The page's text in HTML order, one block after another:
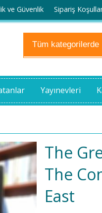
ve Güvenlik Sipariş
Yayınevleri
The
The
East